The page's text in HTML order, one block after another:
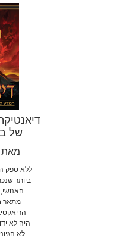
של
מאת
ללא ספק
ביותר
מתאר
היה לא
לא